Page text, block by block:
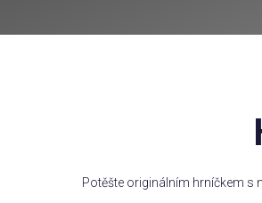
Potěšte originálním hrníčkem s